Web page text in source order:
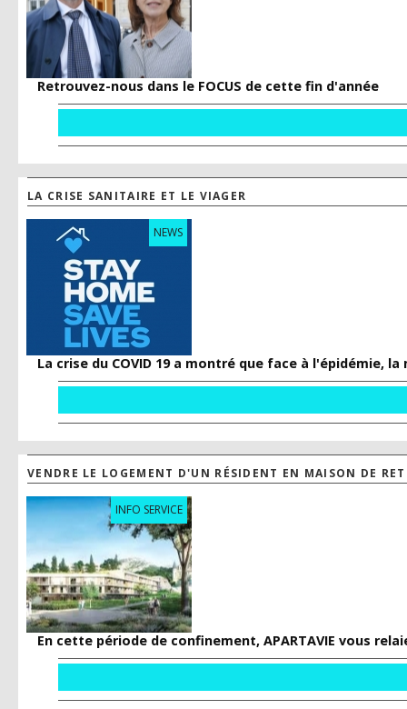
Retrouvez-nous dans le FOCUS de cette fin d'année
LA CRISE SANITAIRE ET LE VIAGER
NEWS
La crise du COVID 19 a montré que face à l'épidémie,
VENDRE LE LOGEMENT D'UN RÉSIDENT EN MAISON DE
INFO SERVICE
En cette période de confinement, APARTAVIE vous